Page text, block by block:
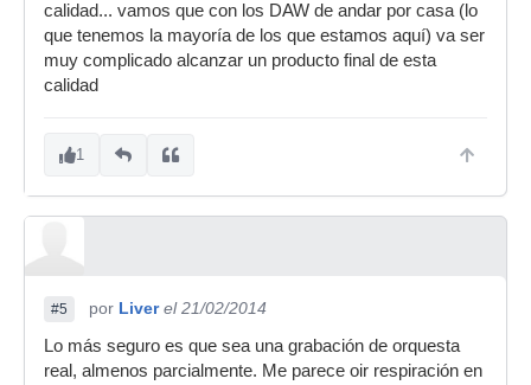
calidad... vamos que con los DAW de andar por casa (lo
que tenemos la mayoría de los que estamos aquí) va ser
muy complicado alcanzar un producto final de esta
calidad
1
#5 por Liver el 21/02/2014
Lo más seguro es que sea una grabación de orquesta
real, almenos parcialmente. Me parece oir respiración en